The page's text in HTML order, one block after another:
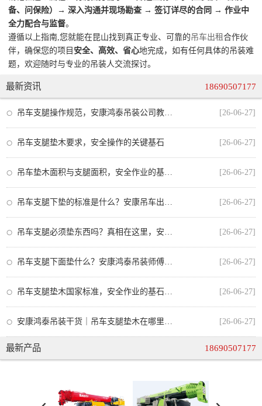
备、问保险）→ 深入沟通并现场勘查 → 签订详尽的合同 → 作业中
全力配合与监督。
遵循以上指南,您就能在昆山找到真正专业、可靠的吊车出租 合作伙
伴，确保您的项目 安全、高效、省心地完成，如有任何具体的吊装难
题，欢迎随时与专业的吊装人交流探讨。
最新资讯 18690507177
[26-06-27]
吊车支腿垫木要求，安全操作的关键基石 [26-06-27]
[26-06-27]
[26-06-27]
[26-06-27]
[26-06-27]
[26-06-27]
[26-06-27]
最新产品 18690507177